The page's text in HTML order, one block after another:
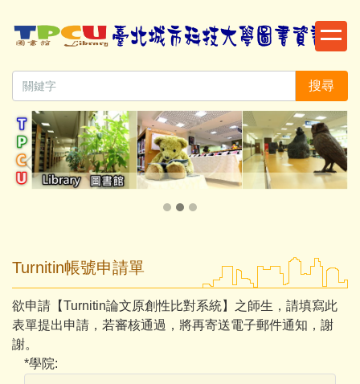
到
要
區
搜尋
Turnitin帳號申請單
欲申請【Turnitin論文原創性比對系統】之師生，請填寫此
表單提出申請，若審核通過，將再寄送電子郵件通知，謝
謝。
*學院: